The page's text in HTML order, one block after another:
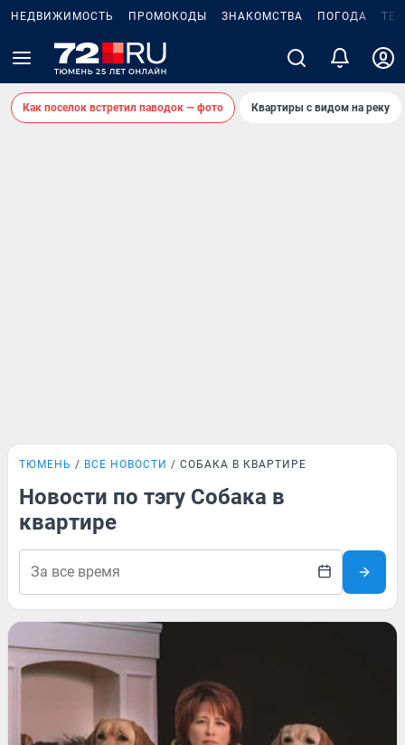
НЕДВИЖИМОСТЬ ПРОМОКОДЫ ЗНАКОМСТВА ПОГОДА
Как поселок встретил паводок — фото Квартиры с видом на реку
ТЮМЕНЬ ВСЕ НОВОСТИ СОБАКА В КВАРТИРЕ
Новости по тэгу Собака в
квартире